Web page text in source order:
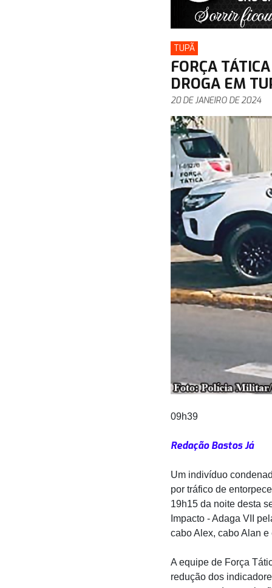
TUPÃ
FORÇA
DROGA EM
20 DE JANEIRO DE 2024
09h39
Redação Bastos Já
Um indivíduo
por tráfico de
19h15 da noite desta
Impacto - Adaga VII
cabo Alex, cabo Alan e
A equipe de Força
redução dos